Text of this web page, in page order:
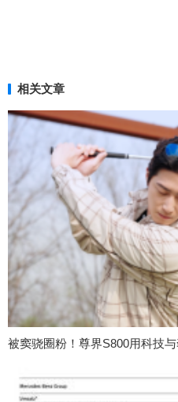
相关文章
被窦骁圈粉！尊界S800用科技